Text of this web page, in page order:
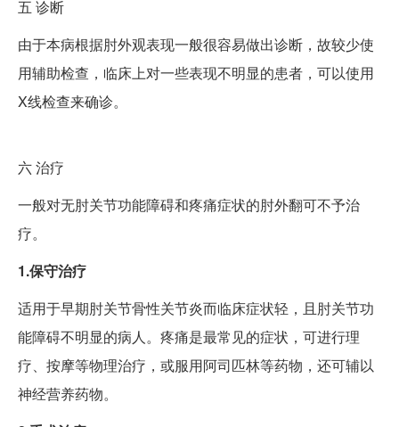
五 诊断
由于本病根据肘外观表现一般很容易做出诊断，故较少使
用辅助检查，临床上对一些表现不明显的患者，可以使用
X线检查来确诊。
六治疗
一般对无肘关节功能障碍和疼痛症状的肘外翻可不予治
疗。
1.保守治疗
适用于早期肘关节骨性关节炎而临床症状轻，且肘关节功
能障碍不明显的病人。疼痛是最常见的症状，可进行理
疗、按摩等物理治疗，或服用阿司匹林等药物，还可辅以
神经营养药物。